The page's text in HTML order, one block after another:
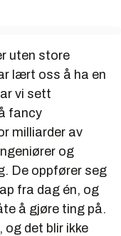
uten store
lært oss å ha en
vi sett
fancy
milliarder av
og
De oppfører seg
fra dag én, og
å gjøre ting på.
og det blir ikke